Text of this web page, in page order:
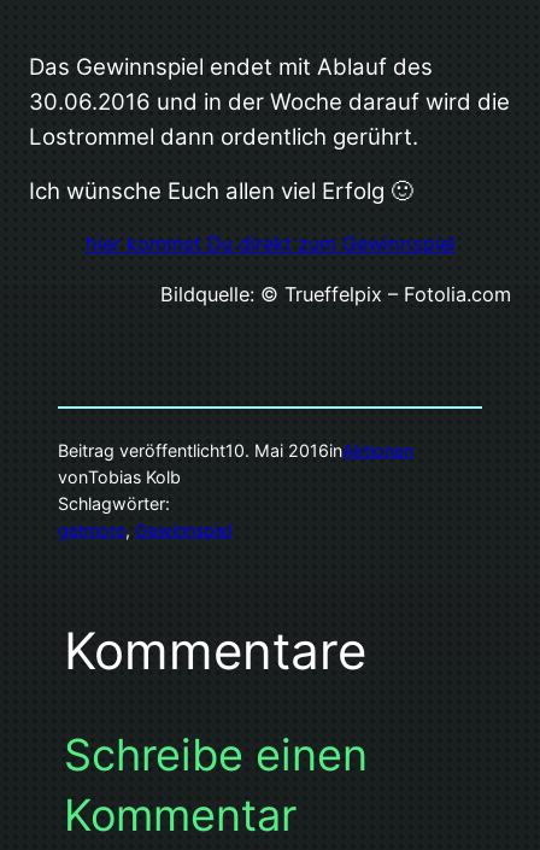
Das Gewinnspiel endet mit Ablauf des
30.06.2016 und in der Woche darauf wird die
Lostrommel dann ordentlich gerührt.
Ich wünsche Euch allen viel Erfolg 🙂
hier kommst Du direkt zum Gewinnspiel
Bildquelle: © Trueffelpix – Fotolia.com
Beitrag veröffentlicht10. Mai 2016inAktionen
vonTobias Kolb
Schlagwörter:
getmore, Gewinnspiel
Kommentare
Schreibe einen
Kommentar